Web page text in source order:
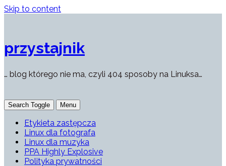
Skip to content
przystajnik
… blog którego nie ma, czyli 404 sposoby na Linuksa…
Search Toggle Menu
Etykieta zastępcza
Linux dla fotografa
Linux dla muzyka
PPA Highly Explosive
Polityka prywatności